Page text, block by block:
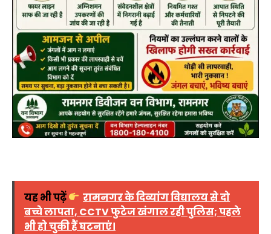
यह भी पढ़ें
रामनगर के दिव्यांग विद्यालय से दो
बच्चे लापता, CCTV फुटेज खंगाल रही पुलिस; पहले
भी हो चुकी हैं घटनाएं।